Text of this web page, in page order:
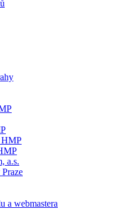
HMP
a.s.
a webmastera